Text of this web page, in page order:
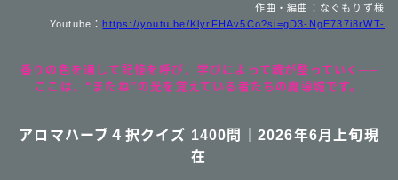
作曲・編曲：なぐもりず様
Youtube： https://youtu.be/KlyrFHAv5Co?si=gD3-NgE737i8rWT-
香りの色を通して記憶を呼び、学びによって魂が整っていく──
ここは、“またね”の光を覚えている者たちの魔導城です。
アロマハーブ４択クイズ 1400問｜2026年6月上旬現
在